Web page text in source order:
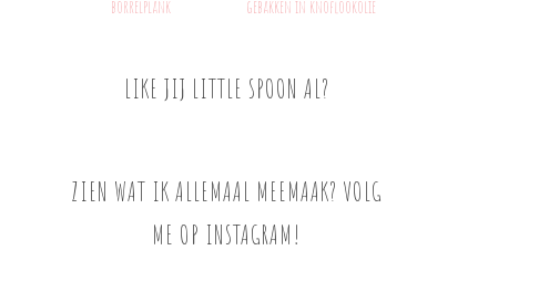
borrelplank
gebakken in knoflookolie
LIKE JIJ LITTLE SPOON AL?
ZIEN WAT IK ALLEMAAL MEEMAAK? VOLG
ME OP INSTAGRAM!